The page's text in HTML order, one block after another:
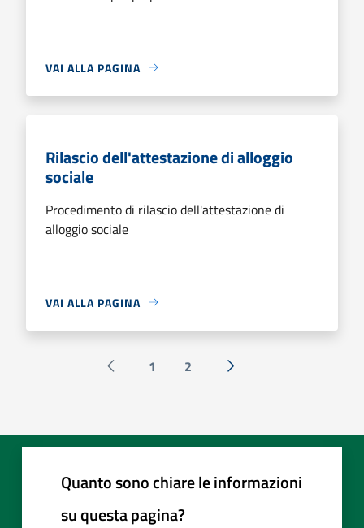
VAI ALLA PAGINA
Rilascio dell'attestazione di alloggio
sociale
Procedimento di rilascio dell'attestazione di
alloggio sociale
VAI ALLA PAGINA
Pagina precedente
1 2 Successiva »
Quanto sono chiare le informazioni
su questa pagina?